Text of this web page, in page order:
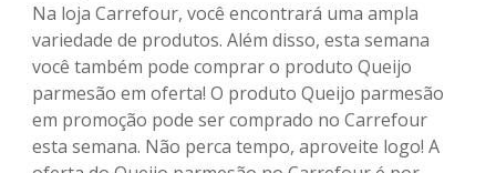
Na loja Carrefour, você encontrará uma ampla
variedade de produtos. Além disso, esta semana
você também pode comprar o produto Queijo
parmesão em oferta! O produto Queijo parmesão
em promoção pode ser comprado no Carrefour
esta semana. Não perca tempo, aproveite logo! A